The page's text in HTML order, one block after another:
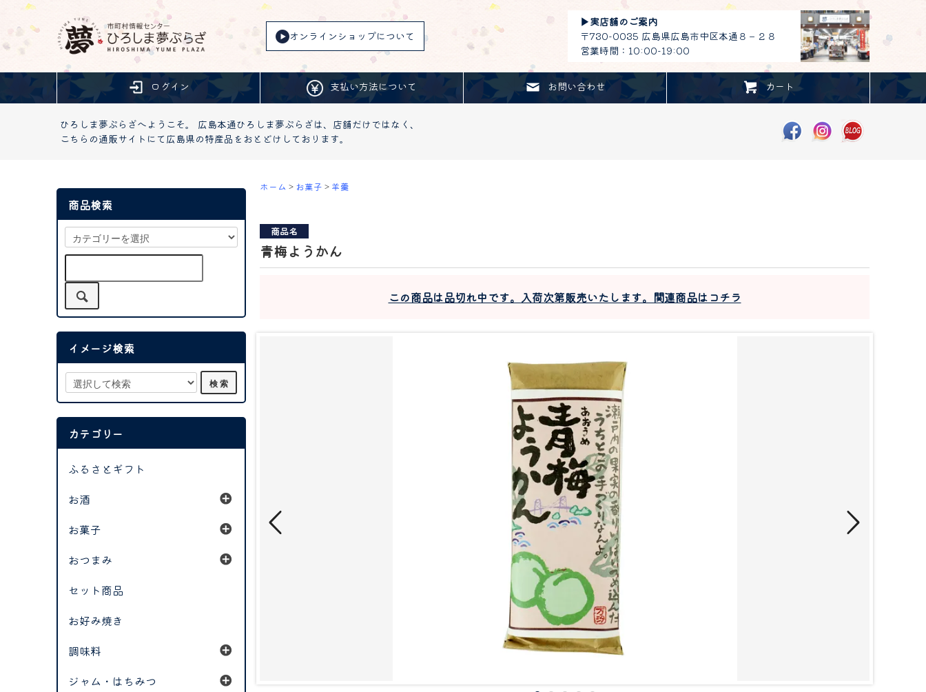
オンラインショップについて
▶︎実店舗のご案内
〒730-0035 広島県広島市中区本通８－２８
営業時間：10:00-19:00
ログイン 支払い方法について お問い合わせ カート
ひろしま夢ぷらざへようこそ。 広島本通ひろしま夢ぷらざは、店舗だけではなく、
こちらの通販サイトにて広島県の特産品をおとどけしております。
ホーム > お菓子 > 羊羹
商品名
青梅ようかん
この商品は品切れ中です。入荷次第販売いたします。関連商品はコチラ
商品検索
イメージ検索
カテゴリー
ふるさとギフト
お酒
お菓子
おつまみ
セット商品
お好み焼き
調味料
ジャム・はちみつ